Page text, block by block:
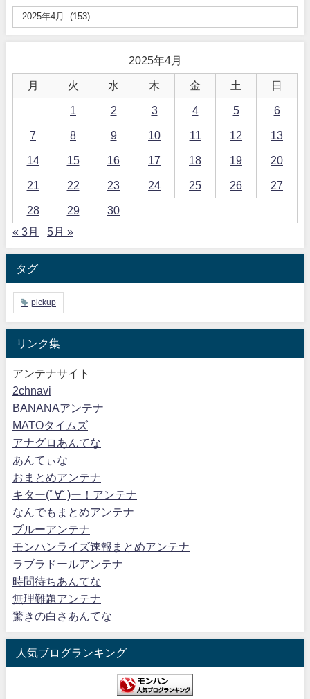
2025年4月
月 火 水 木 金 土 日
1 2 3 4 5 6
7 8 9 10 11 12 13
14 15 16 17 18 19 20
21 22 23 24 25 26 27
28 29
30
« 3月
5月 »
タグ
pickup
リンク集
アンテナサイト
2chnavi
BANANAアンテナ
MATOタイムズ
アナグロあんてな
あんてぃな
おまとめアンテナ
キター(ﾟ∀ﾟ)ー！アンテナ
なんでもまとめアンテナ
ブルーアンテナ
モンハンライズ速報まとめアンテナ
ラブラドールアンテナ
時間待ちあんてな
無理難題アンテナ
驚きの白さあんてな
人気ブログランキング